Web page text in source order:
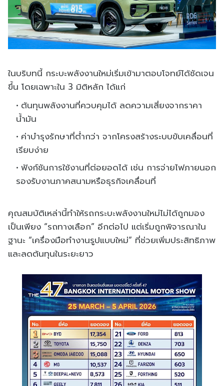
ในบริบทนี้ กระบะพลังงานใหม่เริ่มเข้ามาตอบโจทย์ได้ชัดเจน
ขึ้น โดยเฉพาะใน 3 มิติหลัก ได้แก่
ต้นทุนพลังงานที่ควบคุมได้ ลดความเสี่ยงจากราคา
น้ำมัน
ค่าบำรุงรักษาที่ต่ำกว่า จากโครงสร้างระบบขับเคลื่อนที่
เรียบง่าย
ฟังก์ชันการใช้งานที่ต่อยอดได้ เช่น การจ่ายไฟภายนอก
รองรับงานภาคสนามหรือธุรกิจเคลื่อนที่
คุณสมบัติเหล่านี้ทำให้รถกระบะพลังงานใหม่ไม่ได้ถูกมอง
เป็นเพียง “รถทางเลือก” อีกต่อไป แต่เริ่มถูกพิจารณาใน
ฐานะ “เครื่องมือทำงานรูปแบบใหม่” ที่ช่วยเพิ่มประสิทธิภาพ
และลดต้นทุนในระยะยาว